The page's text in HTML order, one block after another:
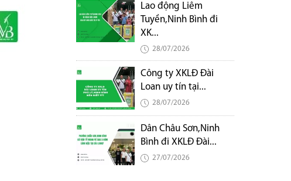
Lao động Liêm
Tuyền,Ninh Bình đi
XK...
28/07/2026
Công ty XKLĐ Đài
Loan uy tín tại...
28/07/2026
Dân Châu Sơn,Ninh
Bình đi XKLĐ Đài...
27/07/2026